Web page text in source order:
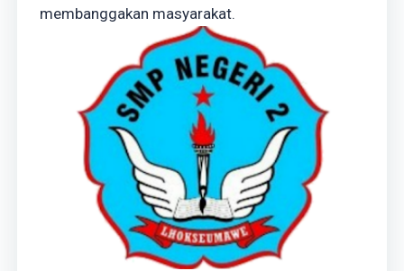
membanggakan masyarakat.